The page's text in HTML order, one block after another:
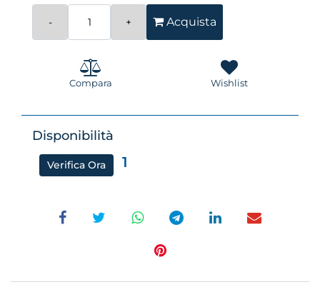
Acquista
Compara Wishlist
Disponibilità
Verifica Ora 1